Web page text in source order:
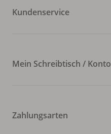
Kundenservice
Mein Schreibtisch / Konto
Zahlungsarten